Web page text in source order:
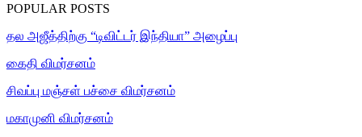
POPULAR POSTS
தல அஜீத்திற்கு “டிவிட்டர் இந்தியா” அழைப்பு
கைதி விமர்சனம்
சிவப்பு மஞ்சள் பச்சை விமர்சனம்
மகாமுனி விமர்சனம்